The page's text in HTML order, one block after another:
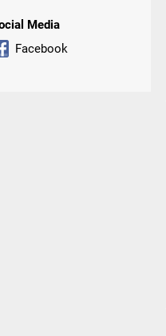
Media
Facebook